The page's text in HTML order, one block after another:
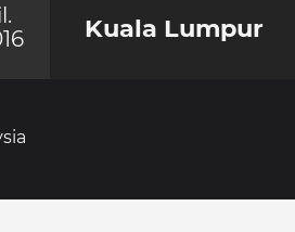
Kuala Lumpur